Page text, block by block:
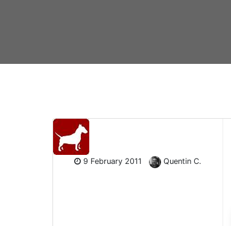
9 February 2011 Quentin C.